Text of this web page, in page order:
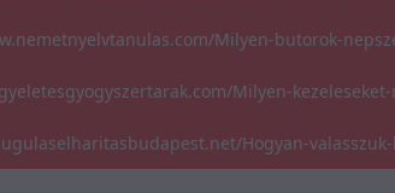
Milyen-butorok-
Milyen-
Hogyan-